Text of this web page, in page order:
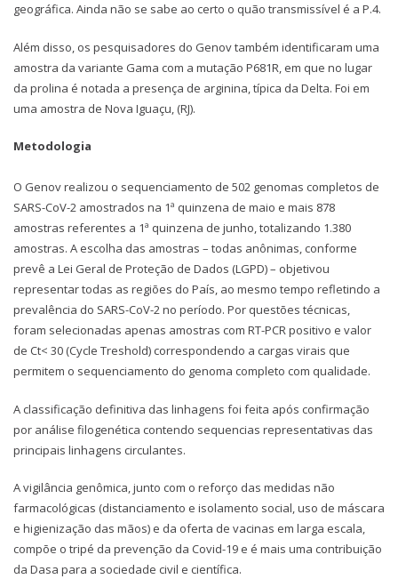
geográfica. Ainda não se sabe ao certo o quão transmissível é a P.4.
Além disso, os pesquisadores do Genov também identificaram uma
amostra da variante Gama com a mutação P681R, em que no lugar
da prolina é notada a presença de arginina, típica da Delta. Foi em
uma amostra de Nova Iguaçu, (RJ).
Metodologia
O Genov realizou o sequenciamento de 502 genomas completos de
SARS-CoV-2 amostrados na 1ª quinzena de maio e mais 878
amostras referentes a 1ª quinzena de junho, totalizando 1.380
amostras. A escolha das amostras – todas anônimas, conforme
prevê a Lei Geral de Proteção de Dados (LGPD) – objetivou
representar todas as regiões do País, ao mesmo tempo refletindo a
prevalência do SARS-CoV-2 no período. Por questões técnicas,
foram selecionadas apenas amostras com RT-PCR positivo e valor
de Ct< 30 (Cycle Treshold) correspondendo a cargas virais que
permitem o sequenciamento do genoma completo com qualidade.
A classificação definitiva das linhagens foi feita após confirmação
por análise filogenética contendo sequencias representativas das
principais linhagens circulantes.
A vigilância genômica, junto com o reforço das medidas não
farmacológicas (distanciamento e isolamento social, uso de máscara
e higienização das mãos) e da oferta de vacinas em larga escala,
compõe o tripé da prevenção da Covid-19 e é mais uma contribuição
da Dasa para a sociedade civil e científica.